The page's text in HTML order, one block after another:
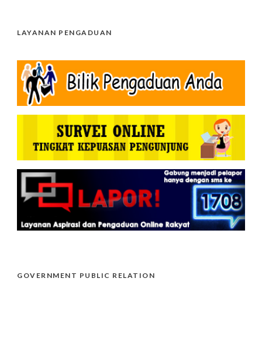
LAYANAN PENGADUAN
GOVERNMENT PUBLIC RELATION